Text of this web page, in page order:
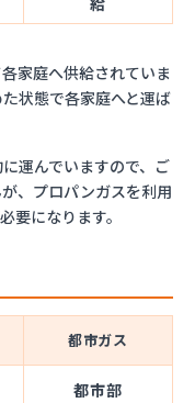
家庭へ供給されていま
状態で各家庭へと運ば
運んでいますので、ご
、プロパンガスを利用
要になります。
都市ガス
都市部